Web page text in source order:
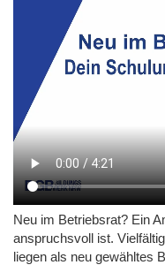
Neu im Betriebsrat? Ein
anspruchsvoll ist.
liegen als neu gewähltes